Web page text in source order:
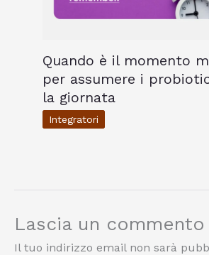
Quando è il momento
per assumere i
la giornata
Integratori
Lascia un commento
Il tuo indirizzo email non sarà